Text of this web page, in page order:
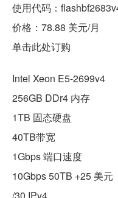
使用代码：
价格：78.88 美元/月
单击此处订购
Intel Xeon E5-2699v4
256GB DDr4 内存
1TB 固态硬盘
40TB带宽
1Gbps 端口速度
10Gbps 50TB +25 美元